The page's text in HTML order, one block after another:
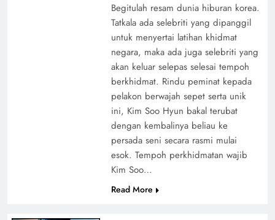
Begitulah resam dunia hiburan korea.
Tatkala ada selebriti yang dipanggil
untuk menyertai latihan khidmat
negara, maka ada juga selebriti yang
akan keluar selepas selesai tempoh
berkhidmat. Rindu peminat kepada
pelakon berwajah sepet serta unik
ini, Kim Soo Hyun bakal terubat
dengan kembalinya beliau ke
persada seni secara rasmi mulai
esok. Tempoh perkhidmatan wajib
Kim Soo…
Read More